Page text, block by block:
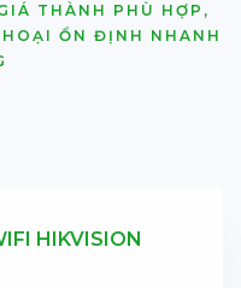
THÀNH PHÙ HỢP,
ỔN ĐỊNH NHANH
HIKVISION